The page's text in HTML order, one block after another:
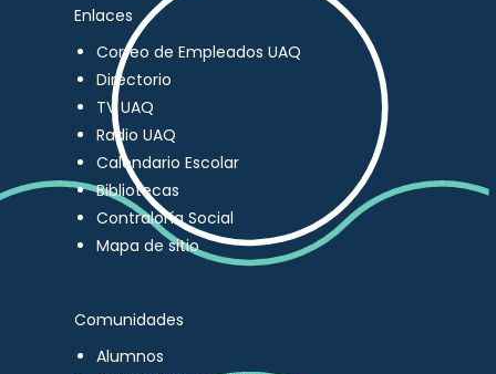
Enlaces
Correo de Empleados UAQ
Directorio
TV UAQ
Radio UAQ
Calendario Escolar
Bibliotecas
Contraloría Social
Mapa de sitio
Comunidades
Alumnos